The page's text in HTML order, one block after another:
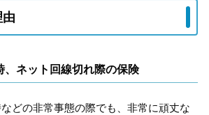
、ネット回線切れ際の保険
どの非常事態の際でも、非常に頑丈な